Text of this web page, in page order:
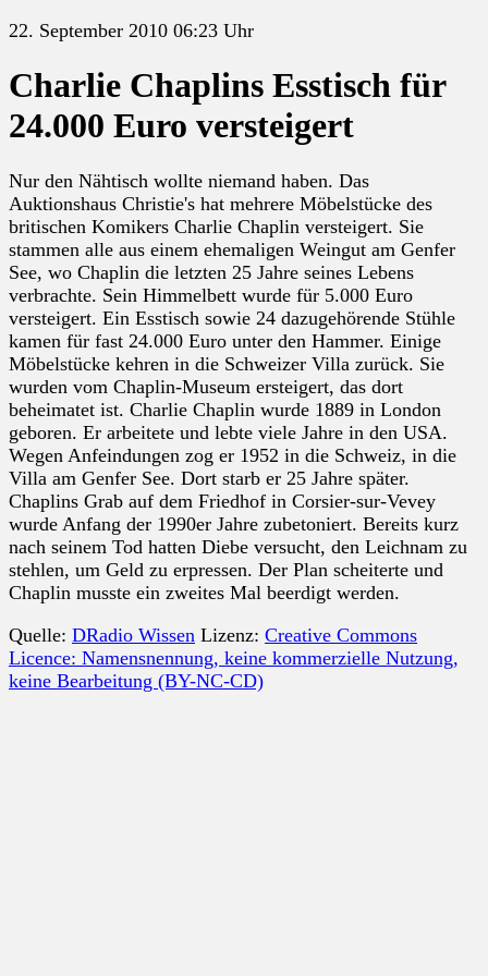
22. September 2010 06:23 Uhr
Charlie Chaplins Esstisch für
24.000 Euro versteigert
Nur den Nähtisch wollte niemand haben. Das
Auktionshaus Christie's hat mehrere Möbelstücke des
britischen Komikers Charlie Chaplin versteigert. Sie
stammen alle aus einem ehemaligen Weingut am Genfer
See, wo Chaplin die letzten 25 Jahre seines Lebens
verbrachte. Sein Himmelbett wurde für 5.000 Euro
versteigert. Ein Esstisch sowie 24 dazugehörende Stühle
kamen für fast 24.000 Euro unter den Hammer. Einige
Möbelstücke kehren in die Schweizer Villa zurück. Sie
wurden vom Chaplin-Museum ersteigert, das dort
beheimatet ist. Charlie Chaplin wurde 1889 in London
geboren. Er arbeitete und lebte viele Jahre in den USA.
Wegen Anfeindungen zog er 1952 in die Schweiz, in die
Villa am Genfer See. Dort starb er 25 Jahre später.
Chaplins Grab auf dem Friedhof in Corsier-sur-Vevey
wurde Anfang der 1990er Jahre zubetoniert. Bereits kurz
nach seinem Tod hatten Diebe versucht, den Leichnam zu
stehlen, um Geld zu erpressen. Der Plan scheiterte und
Chaplin musste ein zweites Mal beerdigt werden.
Quelle: DRadio Wissen Lizenz: Creative Commons
Licence: Namensnennung, keine kommerzielle Nutzung,
keine Bearbeitung (BY-NC-CD)